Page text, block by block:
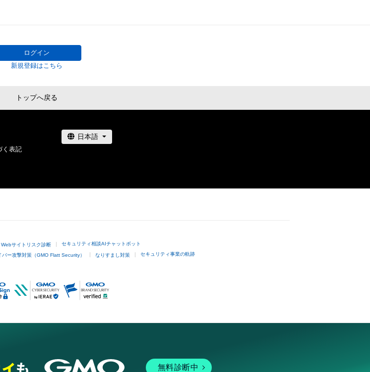
りさせていただきます。
ムの購入、売却および利用に関して、購入者、売却者、保有者、そ
を受けている者は、何らの法的責任も負わないものとします。
ログイン
新規登録はこちら
トップへ戻る
く表記
Webサイトリスク診断 セキュリティ相談AIチャットボット
バー攻撃対策（GMO Flatt Security） なりすまし対策 セキュリティ事業の軌跡
無料診断中